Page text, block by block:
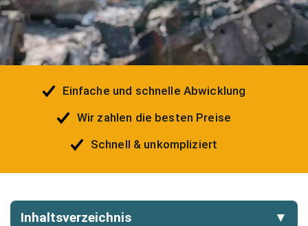
Einfache und schnelle Abwicklung
Wir zahlen die besten Preise
Schnell & unkompliziert
Inhaltsverzeichnis ▼